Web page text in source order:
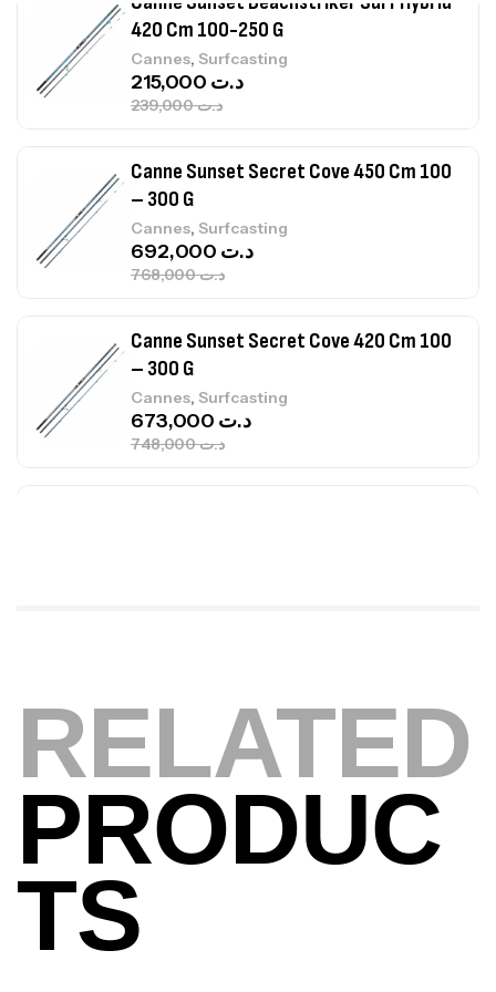
Canne Sunset Secret Cove 450 Cm 100
– 300 G
Cannes,Surfcasting
د.ت692,000
Canne Sunset Secret Cove 420 Cm 100
– 300 G
Cannes ,Surfcasting
د.ت 673,000
Canne Jigging Sunset Massive Attack
1.83m 120/250gr 30kg
Cannes, Jigging
د.ت340,000
Volant 3 Branches Inox T26S/35
Accastillage bateau Accessoires bateaux
د.ت
Canne Sunset Beachstriker Surf Hybrid
420 Cm 100-250 G
Cannes
RELATED
PRODUC
TS